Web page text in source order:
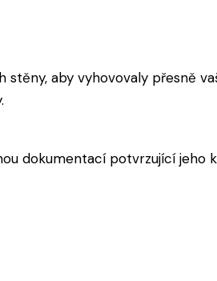
aby vyhovovaly přesně
dokumentací potvrzující jeho